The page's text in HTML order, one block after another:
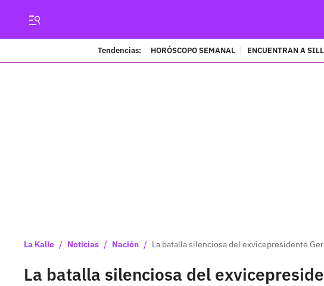
Tendencias: HORÓSCOPO SEMANAL ENCUENTRAN A
La Kalle / Noticias / Nación / La batalla silenciosa del exvicepresidente
La batalla silenciosa del